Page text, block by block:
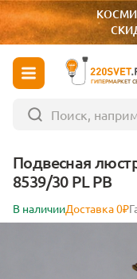
ГИПЕРМАРКЕТ
Подвесная
8539/30 PL PB
В наличииДоставка 0₽